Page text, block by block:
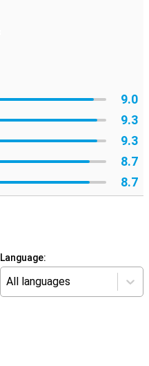
9.0
9.3
9.3
8.7
8.7
Language:
All languages